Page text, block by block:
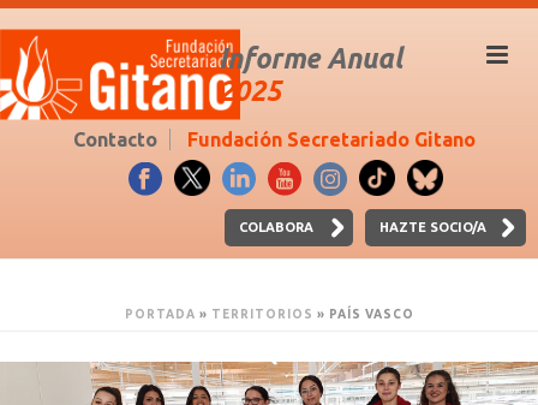
Informe Anual
2025
Contacto Fundación Secretariado Gitano
COLABORA HAZTE SOCIO/A
PORTADA » TERRITORIOS » PAÍS VASCO